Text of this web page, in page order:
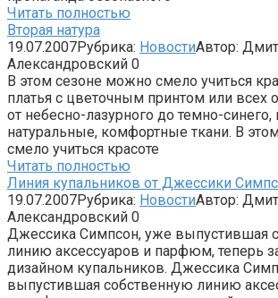
Читать полностью
Вторая натура
19.07.2007Рубрика: НовостиАвтор:
Александровский 0
В этом сезоне можно смело учиться
платья с цветочным принтом или всех
от небесно-лазурного до темно-
натуральные, комфортные ткани. В
смело учиться красоте
Читать полностью
Линия купальников от Джессики
19.07.2007Рубрика: НовостиАвтор:
Александровский 0
Джессика Симпсон, уже выпустившая
линию аксессуаров и парфюм, теперь
дизайном купальников. Джессика
выпустившая собственную линию